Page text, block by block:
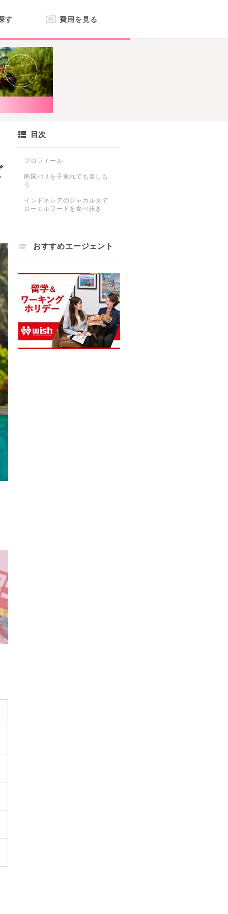
す 費用を見る
目次
プロフィール
南国バリを子連れでも楽しも
う
インドネシアのジャカルタで
ローカルフードを食べ歩き
おすすめエージェント